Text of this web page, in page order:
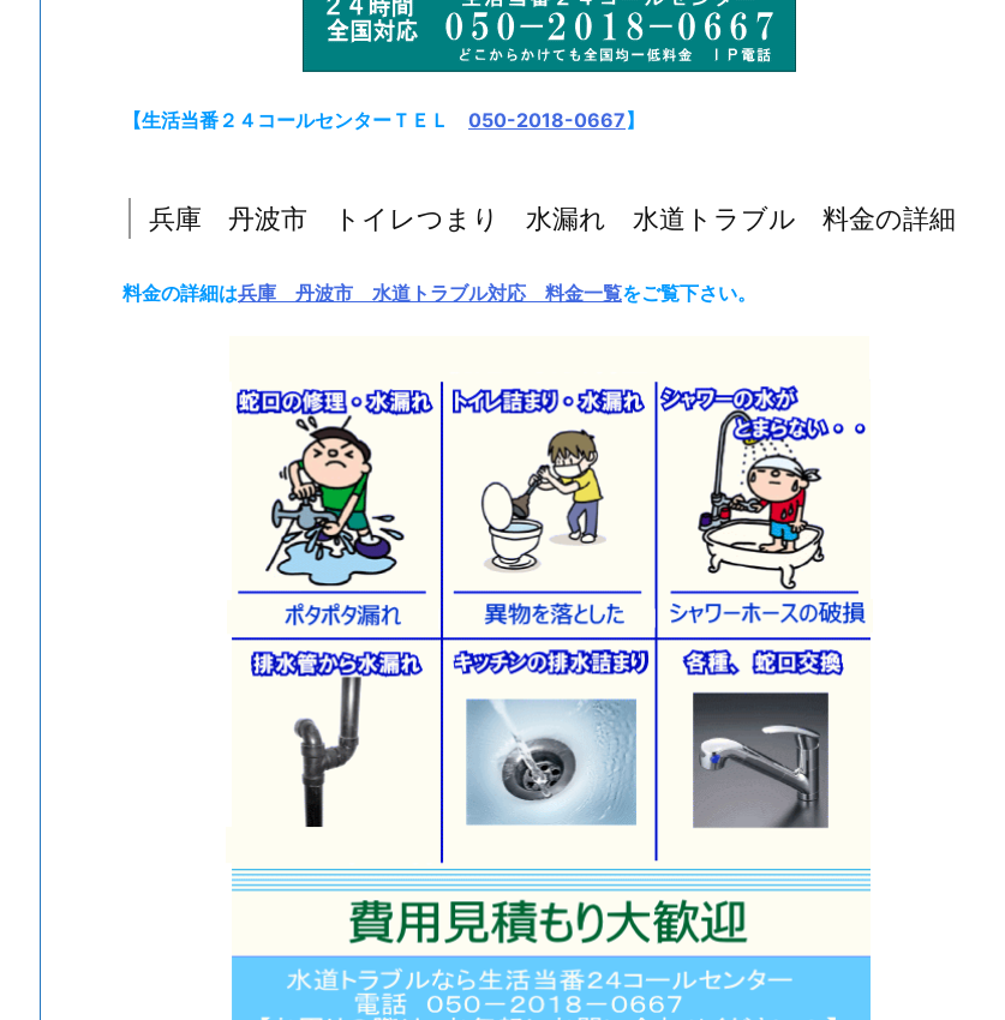
ス
付
兵
【生活当番２４コールセンターＴＥＬ 050-2018-0667】
兵庫 丹波市 トイレつまり 水漏れ 水道トラブル 料金の詳細
料金の詳細は兵庫 丹波市 水道トラブル対応 料金一覧をご覧下さい。